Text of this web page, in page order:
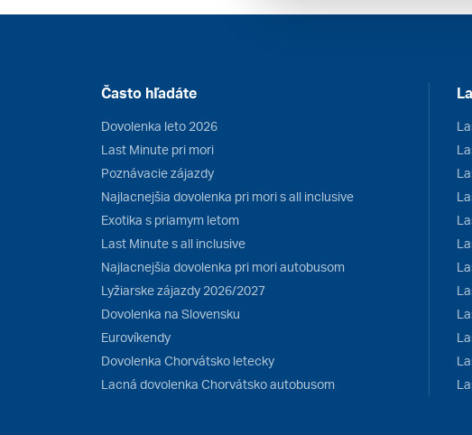
Často hľadáte
Dovolenka leto 2026
Last Minute pri mori
Poznávacie zájazdy
Najlacnejšia dovolenka pri mori s all inclusive
Exotika s priamym letom
Last Minute s all inclusive
Najlacnejšia dovolenka pri mori autobusom
Lyžiarske zájazdy 2026/2027
Dovolenka na Slovensku
Eurovíkendy
Dovolenka Chorvátsko letecky
Lacná dovolenka Chorvátsko autobusom